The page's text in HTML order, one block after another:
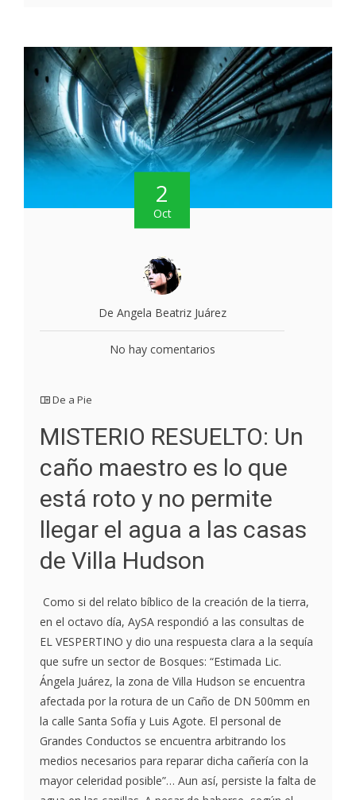
2
Oct
De Angela Beatriz Juárez
No hay comentarios
De a Pie
MISTERIO RESUELTO: Un
caño maestro es lo que
está roto y no permite
llegar el agua a las casas
de Villa Hudson
Como si del relato bíblico de la creación de la tierra,
en el octavo día, AySA respondió a las consultas de
EL VESPERTINO y dio una respuesta clara a la sequía
que sufre un sector de Bosques: “Estimada Lic.
Ángela Juárez, la zona de Villa Hudson se encuentra
afectada por la rotura de un Caño de DN 500mm en
la calle Santa Sofía y Luis Agote. El personal de
Grandes Conductos se encuentra arbitrando los
medios necesarios para reparar dicha cañería con la
mayor celeridad posible”… Aun así, persiste la falta de